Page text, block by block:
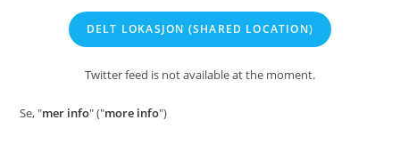
DELT LOKASJON (SHARED LOCATION)
Twitter feed is not available at the moment.
Se, "mer info" ("more info")